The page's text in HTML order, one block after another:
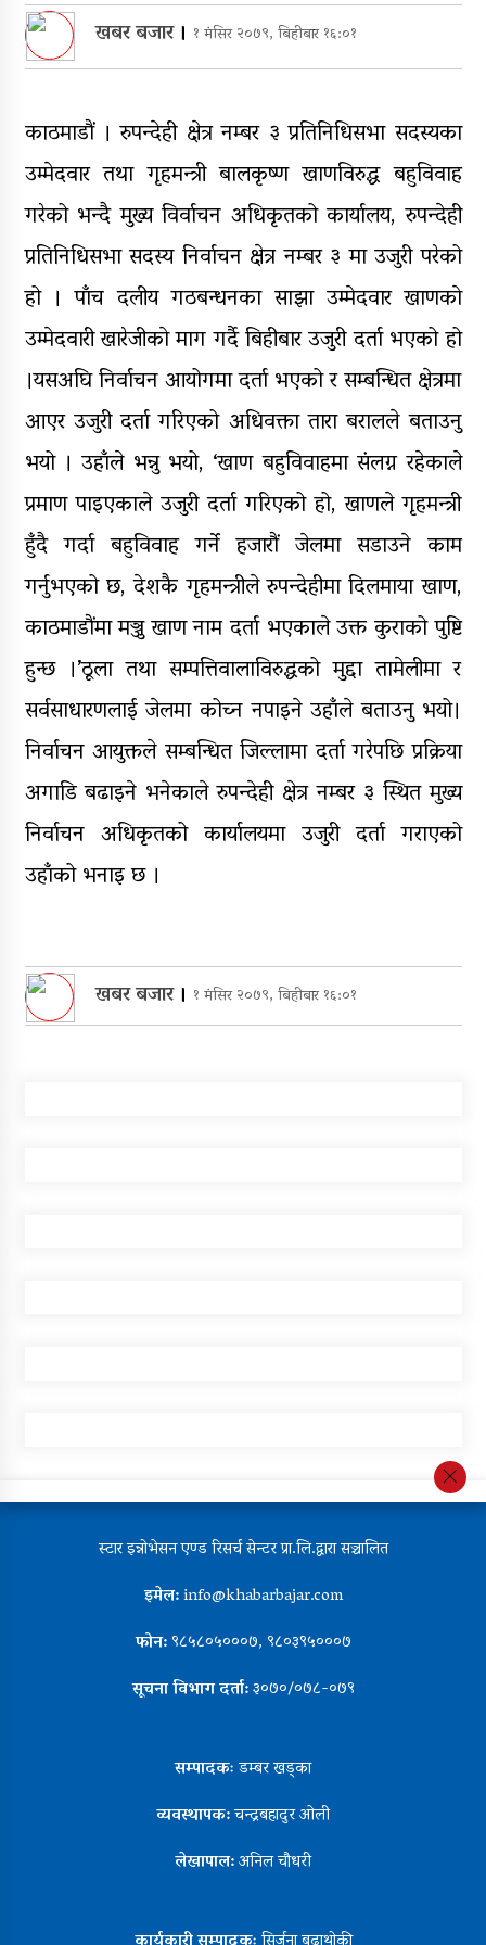
सञ्चालनमा, शुल्कदर यस्तो छ…
पुन: एमाले-नेकपा सहकार्यमा, प्रदेशको
भागबण्डा यस्तो छ…
आठ लाख २१ हजार घुससहित सिँचाइ
डिभिजन सर्लाहीका प्रमुख र अधिकृत
पक्राउ
घरमाथि पहिरो खस्दा ३ वर्षीय बालकको
मृत्यु, दुई घाइते
खबर बजार। १ मंसिर २०७९, बिहीबार १६:०१
काठमाडौं । रुपन्देही क्षेत्र नम्बर ३ प्रतिनिधिसभा सदस्यका
उम्मेदवार तथा गृहमन्त्री बालकृष्ण खाणविरुद्ध बहुविवाह
गरेको भन्दै मुख्य विर्वाचन अधिकृतको कार्यालय, रुपन्देही
प्रतिनिधिसभा सदस्य निर्वाचन क्षेत्र नम्बर ३ मा उजुरी परेको
हो । पाँच दलीय गठबन्धनका साझा उम्मेदवार खाणकाे
उम्मेदवारी खारेजीकाे माग गर्दै बिहीबार उजुरी दर्ता भएको हो
।यसअघि निर्वाचन आयोगमा दर्ता भएको र सम्बन्धित क्षेत्रमा
आएर उजुरी दर्ता गरिएको अधिवक्ता तारा बरालले बताउनु
भयो । उहाँले भन्नु भयो, ‘खाण बहुविवाहमा संलग्न रहेकाले
प्रमाण पाइएकाले उजुरी दर्ता गरिएको हो, खाणले गृहमन्त्री
हुँदै गर्दा बहुविवाह गर्ने हजारौं जेलमा सडाउने काम
गर्नुभएको छ, देशकै गृहमन्त्रीले रुपन्देहीमा दिलमाया खाण,
काठमाडौंमा मञ्जु खाण नाम दर्ता भएकाले उक्त कुराको पुष्टि
हुन्छ ।’ठूला तथा सम्पत्तिवालाविरुद्धको मुद्दा तामेलीमा र
सर्वसाधारणलाई जेलमा कोच्न नपाइने उहाँले बताउनु भयो।
निर्वाचन आयुक्तले सम्बन्धित जिल्लामा दर्ता गरेपछि प्रक्रिया
अगाडि बढाइने भनेकाले रुपन्देही क्षेत्र नम्बर ३ स्थित मुख्य
निर्वाचन अधिकृतको कार्यालयमा उजुरी दर्ता गराएको
उहाँको भनाइ छ ।
खबर बजार। १ मंसिर २०७९, बिहीबार १६:०१
स्टार इन्नोभेसन एण्ड रिसर्च सेन्टर प्रा.लि.द्वारा सञ्चालित
इमेल:info@khabarbajar.com
फोन:९८५८०५०००७, ९८०३९५०००७
सूचना विभाग दर्ता:३०७०/०७८-०७९
सम्पादकःडम्बर खड्का
व्यवस्थापक:चन्द्रबहादुर ओली
लेखापाल:अनिल चौधरी